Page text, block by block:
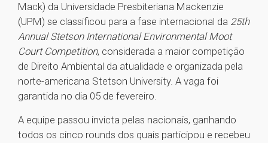
Mack) da Universidade Presbiteriana Mackenzie
(UPM) se classificou para a fase internacional da 25th
Annual Stetson International Environmental Moot
Court Competition, considerada a maior competição
de Direito Ambiental da atualidade e organizada pela
norte-americana Stetson University. A vaga foi
garantida no dia 05 de fevereiro.
A equipe passou invicta pelas nacionais, ganhando
todos os cinco rounds dos quais participou e recebeu